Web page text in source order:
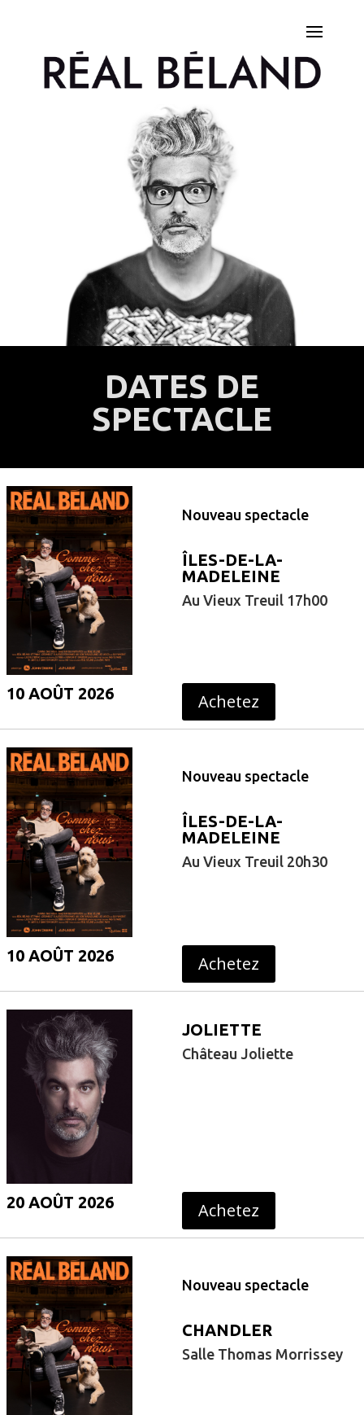
DATES DE
SPECTACLE
Nouveau spectacle
ÎLES-DE-LA-
MADELEINE
Au Vieux Treuil 17h00
10 AOÛT 2026 Achetez
Nouveau spectacle
ÎLES-DE-LA-
MADELEINE
Au Vieux Treuil 20h30
10 AOÛT 2026 Achetez
JOLIETTE
Château Joliette
20 AOÛT 2026 Achetez
Nouveau spectacle
CHANDLER
Salle Thomas Morrissey